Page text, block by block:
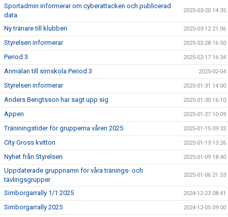
Sportadmin informerar om cyberattacken och publicerad
data
2025-03-20 14:35
Ny tränare till klubben 2025-03-12 21:06
Styrelsen informerar 2025-02-28 16:50
Period 3 2025-02-17 16:34
Anmälan till simskola Period 3 2025-02-04
Styrelsen informerar 2025-01-31 14:00
Anders Bengtsson har sagt upp sig 2025-01-30 16:10
Appen 2025-01-27 10:09
Träniningstider för grupperna våren 2025 2025-01-15 09:33
City Gross kvitton 2025-01-13 13:26
Nyhet från Styrelsen 2025-01-09 18:40
Uppdaterade gruppnamn för våra tränings- och
tävlingsgrupper
2025-01-06 21:53
Simborgarrally 1/1 2025 2024-12-23 08:41
Simborgarrally 2025 2024-12-05 09:00